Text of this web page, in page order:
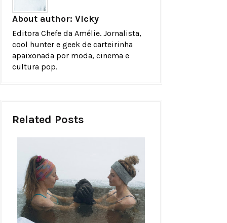
About author: Vicky
Editora Chefe da Amélie. Jornalista,
cool hunter e geek de carteirinha
apaixonada por moda, cinema e
cultura pop.
Related Posts